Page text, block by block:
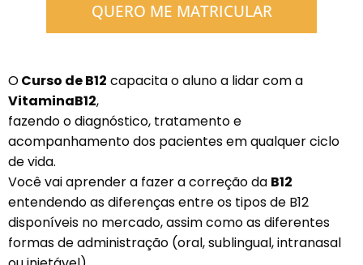
QUERO ME MATRICULAR
OCurso de B12 capacita o aluno a lidar com a
VitaminaB12,
fazendo o diagnóstico, tratamento e
acompanhamento dos pacientes em qualquer ciclo
de vida.
Você vai aprender a fazer a correção da B12
entendendo as diferenças entre os tipos de B12
disponíveis no mercado, assim como as diferentes
formas de administração (oral, sublingual, intranasal